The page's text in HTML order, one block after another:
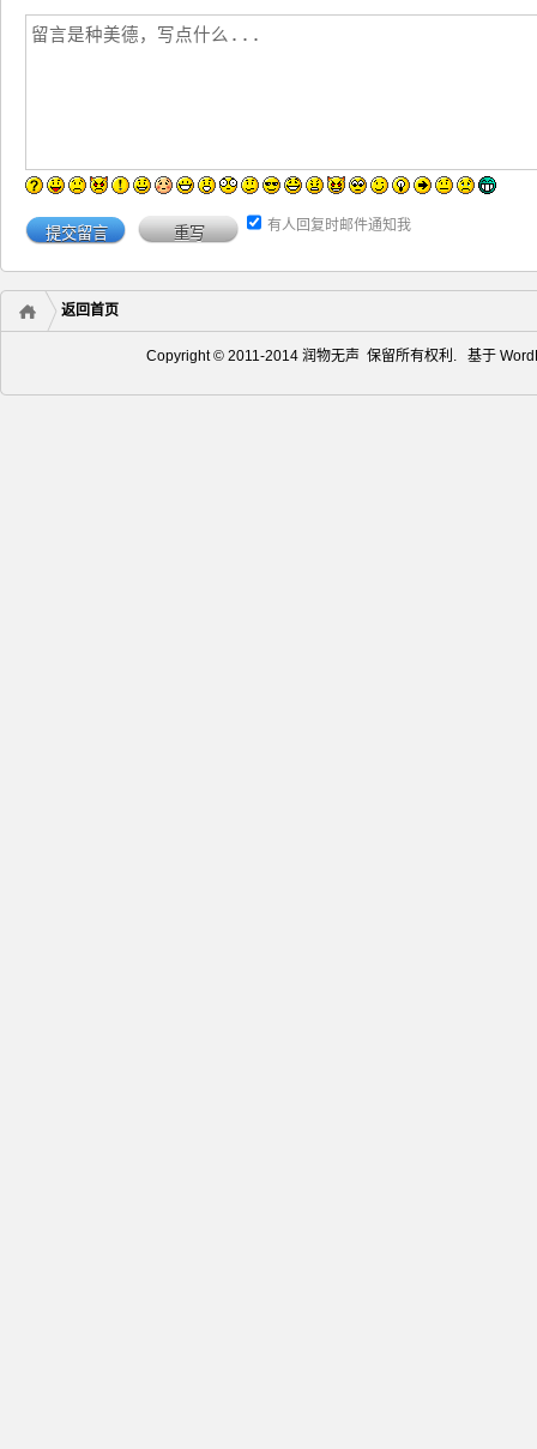
有人回复时邮件通知我
返回首页
Copyright © 2011-2014 润物无声 保留所有权利. 基于